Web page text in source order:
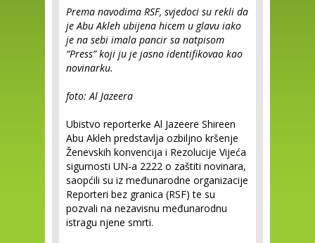
Prema navodima RSF, svjedoci su rekli da
je Abu Akleh ubijena hicem u glavu iako
je na sebi imala pancir sa natpisom
“Press” koji ju je jasno identifikovao kao
novinarku.
foto: Al Jazeera
Ubistvo reporterke Al Jazeere Shireen
Abu Akleh predstavlja ozbiljno kršenje
Ženevskih konvencija i Rezolucije Vijeća
sigurnosti UN-a 2222 o zaštiti novinara,
saopćili su iz međunarodne organizacije
Reporteri bez granica (RSF) te su
pozvali na nezavisnu međunarodnu
istragu njene smrti.